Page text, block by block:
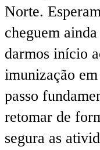
Norte.
cheguem
darmos início
imunização
passo
retomar de
segura as